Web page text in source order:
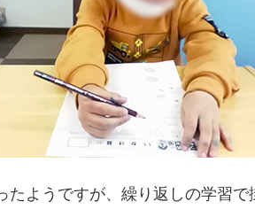
たようですが、繰り返しの学習